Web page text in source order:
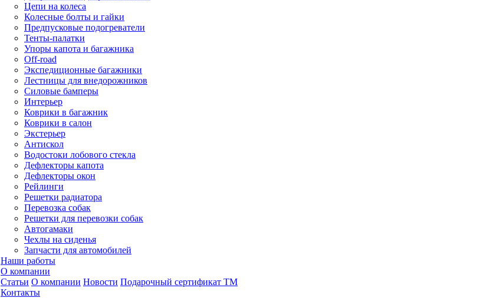
Цепи на колеса
Колесные болты и гайки
Предпусковые подогреватели
Тенты-палатки
Упоры капота и багажника
Off-road
Экспедиционные багажники
Лестницы для внедорожников
Силовые бамперы
Интерьер
Коврики в багажник
Коврики в салон
Экстерьер
Антискол
Водостоки лобового стекла
Дефлекторы капота
Дефлекторы окон
Рейлинги
Решетки радиатора
Перевозка собак
Решетки для перевозки собак
Автогамаки
Чехлы на сиденья
Запчасти для автомобилей
Наши работы
О компании
Статьи О компании Новости Подарочный сертификат ТМ
Контакты